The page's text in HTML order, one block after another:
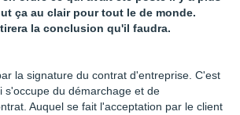
ça au clair pour tout le de monde.
la conclusion qu'il faudra.
la signature du contrat d'entreprise. C'est
s'occupe du démarchage et de
Auquel se fait l'acceptation par le client